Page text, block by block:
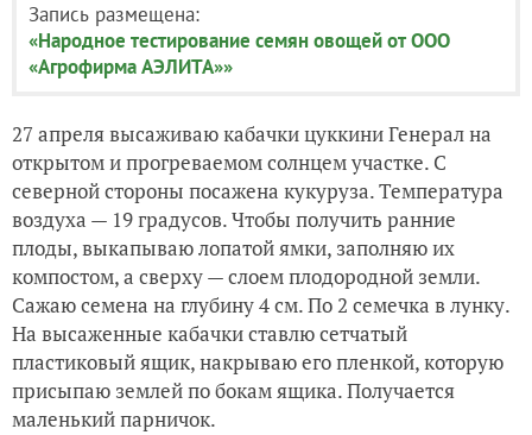
Запись размещена:
«Народное тестирование семян овощей от ООО
«Агрофирма АЭЛИТА»»
27 апреля высаживаю кабачки цуккини Генерал на
открытом и прогреваемом солнцем участке. С
северной стороны посажена кукуруза. Температура
воздуха — 19 градусов. Чтобы получить ранние
плоды, выкапываю лопатой ямки, заполняю их
компостом, а сверху — слоем плодородной земли.
Сажаю семена на глубину 4 см. По 2 семечка в лунку.
На высаженные кабачки ставлю сетчатый
пластиковый ящик, накрываю его пленкой, которую
присыпаю землей по бокам ящика. Получается
маленький парничок.